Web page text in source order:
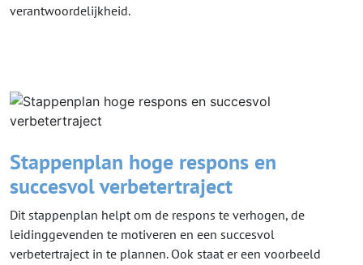
verantwoordelijkheid.
Stappenplan hoge respons en
succesvol verbetertraject
Dit stappenplan helpt om de respons te verhogen, de
leidinggevenden te motiveren en een succesvol
verbetertraject in te plannen. Ook staat er een voorbeeld